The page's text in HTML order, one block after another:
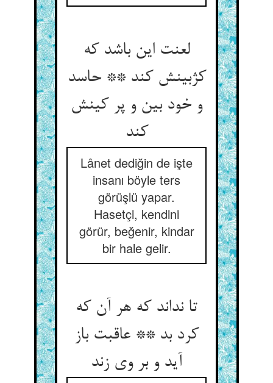
لعنت این باشد که
کژبینش کند ** حاسد
و خود بین و پر کینش
کند
Lânet dediğin de işte
insanı böyle ters
görüşlü yapar.
Hasetçi, kendini
görür, beğenir, kindar
bir hale gelir.
تا نداند که هر آن که
کرد بد ** عاقبت باز
آید و بر وی زند